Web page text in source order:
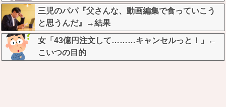
w w w w w
三児のパパ『父さんな、動画編集で食っていこう
と思うんだ』→結果
女「43億円注文して………キャンセルっと！」←
こいつの目的